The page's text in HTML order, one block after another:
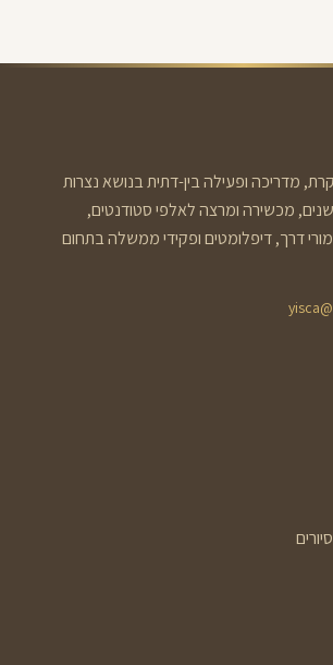
מדריכה ופעילה בין-דתית בנושא נצרות
וצליינות מזה 35 שנים, מכשירה ומרצה לאלפי סטודנטים,
דרך, דיפלומטים ופקידי ממשלה בתחום